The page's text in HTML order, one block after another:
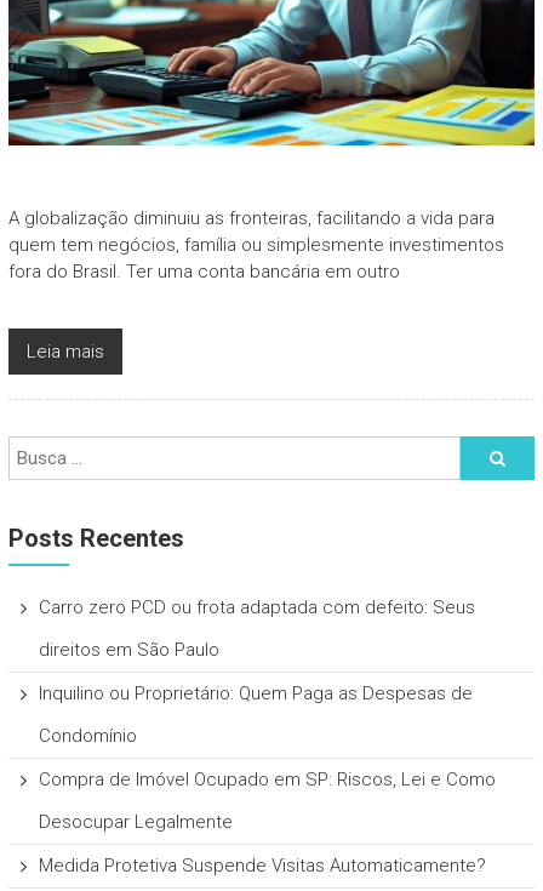
A globalização diminuiu as fronteiras, facilitando a vida para
quem tem negócios, família ou simplesmente investimentos
fora do Brasil. Ter uma conta bancária em outro
Leia mais
Posts Recentes
Carro zero PCD ou frota adaptada com defeito: Seus
direitos em São Paulo
Inquilino ou Proprietário: Quem Paga as Despesas de
Condomínio
Compra de Imóvel Ocupado em SP: Riscos, Lei e Como
Desocupar Legalmente
Medida Protetiva Suspende Visitas Automaticamente?